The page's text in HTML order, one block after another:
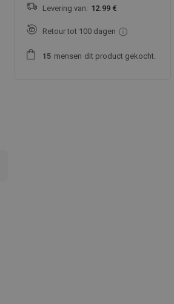
Levering van: 12.99 €
Retour tot 100 dagen
1 5 mensen dit product gekocht.